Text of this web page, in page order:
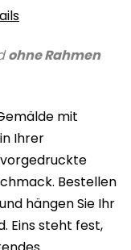
ohne Rahmen
mit
Ihrer
vorgedruckte
Bestellen
hängen Sie Ihr
Eins steht fest,